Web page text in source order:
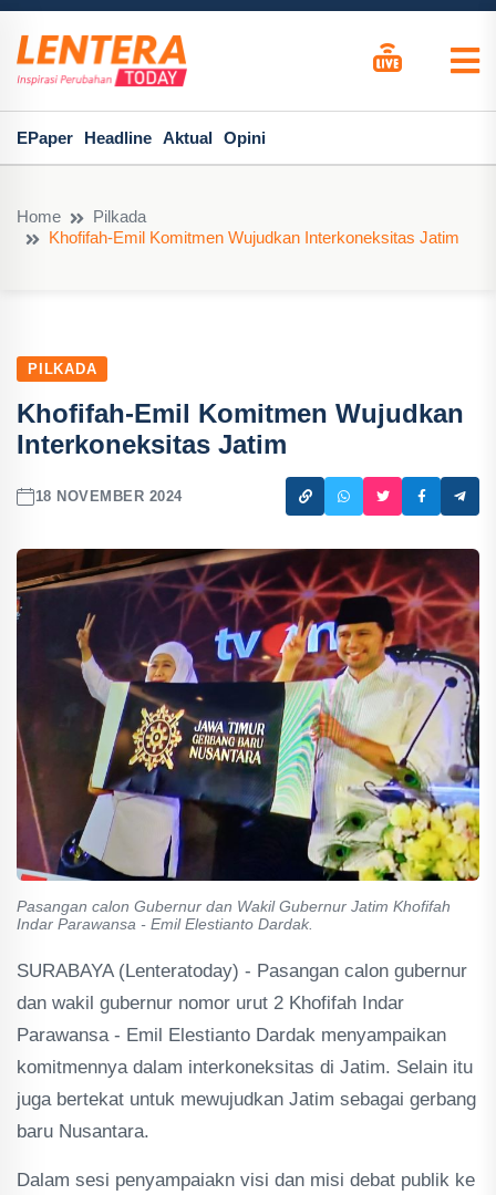
EPaper Headline Aktual Opini
Home
Pilkada
Khofifah-Emil Komitmen Wujudkan Interkoneksitas Jatim
PILKADA
Khofifah-Emil Komitmen Wujudkan
Interkoneksitas Jatim
18 NOVEMBER 2024
Pasangan calon Gubernur dan Wakil Gubernur Jatim Khofifah
Indar Parawansa - Emil Elestianto Dardak.
SURABAYA (Lenteratoday) - Pasangan calon gubernur
dan wakil gubernur nomor urut 2 Khofifah Indar
Parawansa - Emil Elestianto Dardak menyampaikan
komitmennya dalam interkoneksitas di Jatim. Selain itu
juga bertekat untuk mewujudkan Jatim sebagai gerbang
baru Nusantara.
Dalam sesi penyampaiakn visi dan misi debat publik ke